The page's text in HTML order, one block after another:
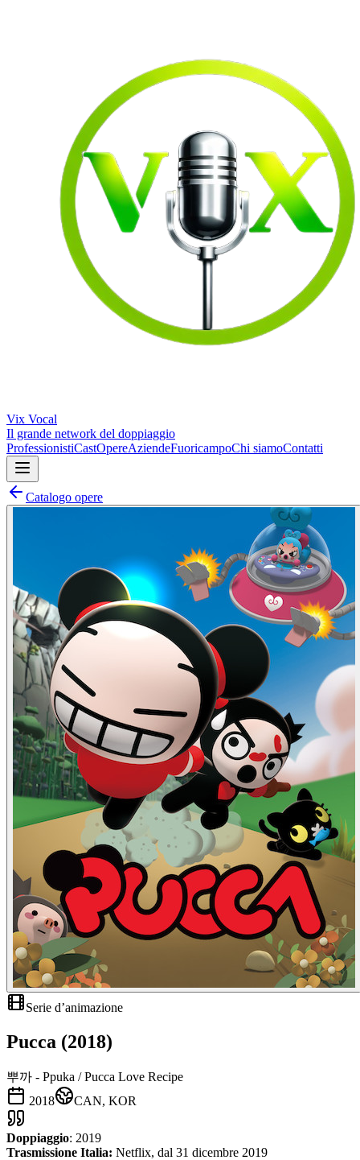
Vix Vocal
Il grande network del doppiaggio
ProfessionistiCastOpereAziendeFuoricampoChi siamoContatti
Catalogo opere
Serie d’animazione
Pucca (2018)
뿌까 - Ppuka / Pucca Love Recipe
2018
CAN, KOR
Doppiaggio: 2019
Trasmissione Italia: Netflix, dal 31 dicembre 2019